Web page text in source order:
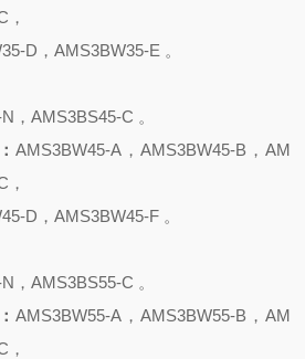
，
D，AMS3BW35-E 。
，AMS3BS45-C 。
AMS3BW45-A，AMS3BW45-B，AM
，
D，AMS3BW45-F 。
，AMS3BS55-C 。
AMS3BW55-A，AMS3BW55-B，AM
，